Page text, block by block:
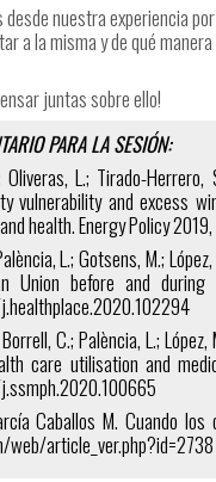
nuestra experiencia
a la misma y de qué
juntas sobre ello!
PARA LA SESIÓN:
L.; Tirado-
vulnerability and excess
health. Energy Policy
L.; Gotsens, M.;
Union before and
C.; Palència, L.;
care utilisation and
Caballos M. Cuando
article_ver.php?id=2738